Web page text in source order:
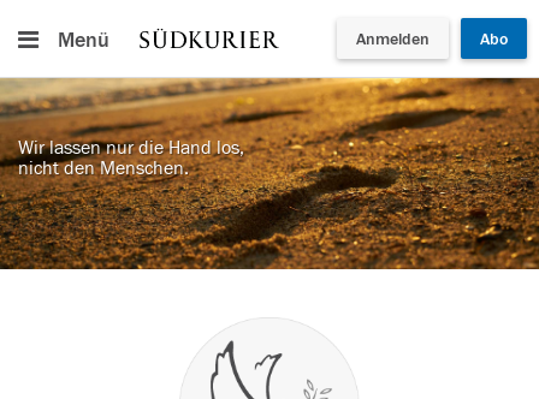
Menü Anmelden Abo
Wir lassen nur die Hand los,
nicht den Menschen.